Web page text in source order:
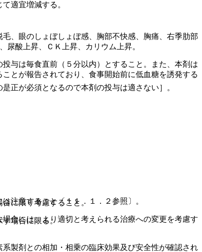
、眼のしょぼしょぼ感、胸部不快感、胸痛、右季肋部
酸上昇、ＣＫ上昇、カリウム上昇。
正が必須となるので本剤の投与は適さない］。
注意すること〔１１．１．２参照〕。
合には、より適切と考えられる治療への変更を考慮す
製剤との相加・相乗の臨床効果及び安全性が確認され
適宜増減する。
与は毎食直前（５分以内）とすること。また、本剤は
とが報告されており、食事開始前に低血糖を誘発する
に限り考慮すること。
場合に限る。